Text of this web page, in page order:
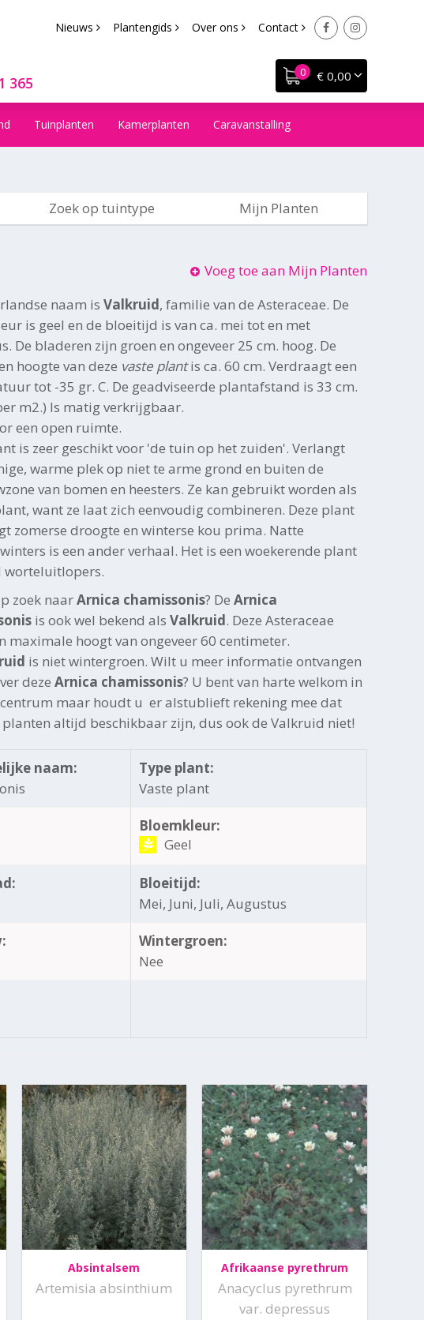
Nieuws Plantengids Over ons Contact
€ 0,00
365
Tuinplanten Kamerplanten Caravanstalling
Zoek op tuintype Mijn Planten
Voeg toe aan Mijn Planten
naam is Valkruid, familie van de Asteraceae. De
is geel en de bloeitijd is van ca. mei tot en met
De bladeren zijn groen en ongeveer 25 cm. hoog. De
hoogte van deze vaste plantis ca. 60 cm. Verdraagt een
tot -35 gr. C. De geadviseerde plantafstand is 33 cm.
m2.) Is matig verkrijgbaar.
een open ruimte.
is zeer geschikt voor 'de tuin op het zuiden'. Verlangt
warme plek op niet te arme grond en buiten de
van bomen en heesters. Ze kan gebruikt worden als
want ze laat zich eenvoudig combineren. Deze plant
zomerse droogte en winterse kou prima. Natte
is een ander verhaal. Het is een woekerende plant
worteluitlopers.
zoek naarArnica chamissonis? De Arnica
is ook wel bekend als Valkruid. Deze Asteraceae
maximale hoogt van ongeveer 60 centimeter.
is niet wintergroen. Wilt u meer informatie ontvangen
deze Arnica chamissonis? U bent van harte welkom in
maar houdt u er alstublieft rekening mee dat
altijd beschikbaar zijn, dus ook de Valkruid niet!
naam:
Type plant:
Vaste plant
Bloemkleur:
Geel
Bloeitijd:
Mei, Juni, Juli, Augustus
Wintergroen:
Nee
Absintalsem
Artemisia absinthium
Afrikaanse pyrethrum
Anacyclus pyrethrum
var. depressus